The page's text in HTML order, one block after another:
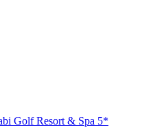
Golf Resort & Spa 5*